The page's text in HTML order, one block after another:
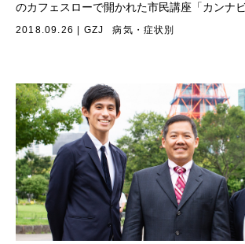
のカフェスローで開かれた市民講座「カンナ
2018.09.26 GZJ 病気・症状別